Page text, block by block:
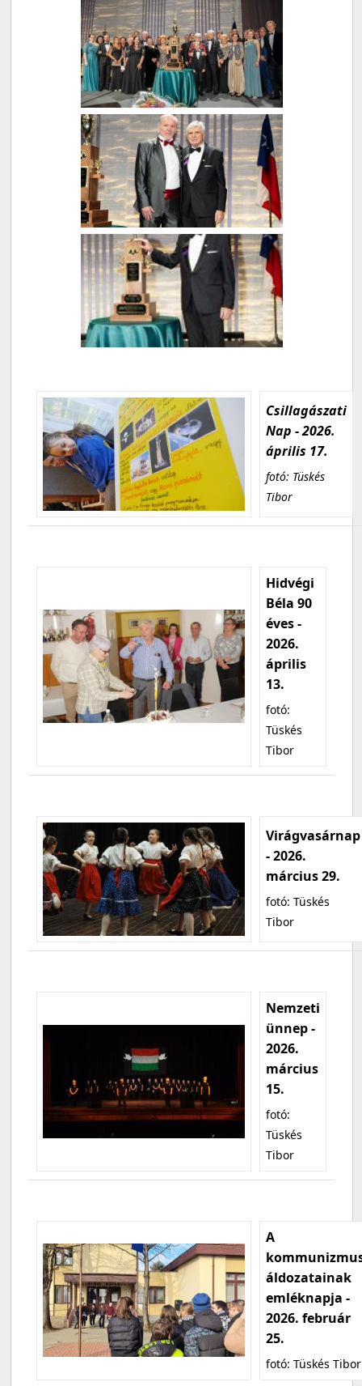
Csillagászati
Nap - 2026.
április 17.
fotó: Tüskés
Tibor
Hidvégi
Béla 90
éves -
2026.
április
13.
fotó:
Tüskés
Tibor
Virágvasárnap
- 2026.
március 29.
fotó: Tüskés
Tibor
Nemzeti
ünnep -
2026.
március
15.
fotó:
Tüskés
Tibor
A
áldozatainak
emléknapja -
2026. február
25.
fotó: Tüskés Tibor